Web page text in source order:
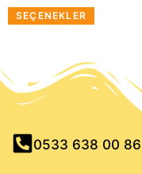
SEÇENEKLER
0533 638 00 86